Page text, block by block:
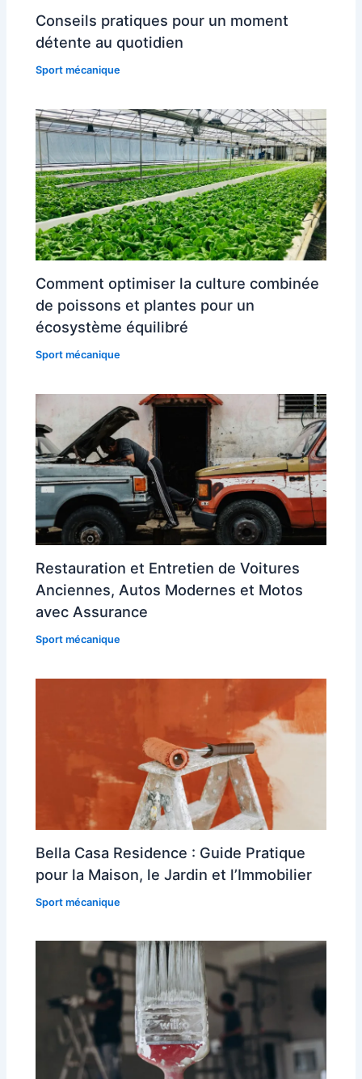
Conseils pratiques pour un moment
détente au quotidien
Sport mécanique
Comment optimiser la culture combinée
de poissons et plantes pour un
écosystème équilibré
Sport mécanique
Restauration et Entretien de Voitures
Anciennes, Autos Modernes et Motos
avec Assurance
Sport mécanique
Bella Casa Residence : Guide Pratique
pour la Maison, le Jardin et l’Immobilier
Sport mécanique